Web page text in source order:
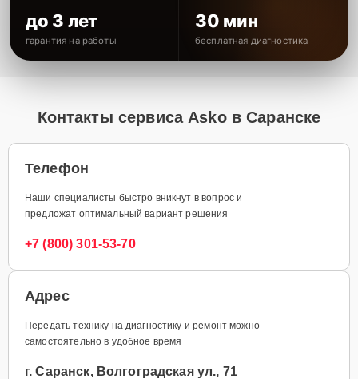
до 3 лет
гарантия на работы
30 мин
бесплатная диагностика
Контакты сервиса Asko в Саранске
Телефон
Наши специалисты быстро вникнут в вопрос и
предложат оптимальный вариант решения
+7 (800) 301-53-70
Адрес
Передать технику на диагностику и ремонт можно
самостоятельно в удобное время
г. Саранск, Волгоградская ул., 71